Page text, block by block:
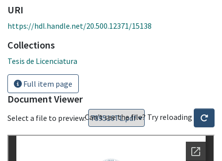
URI
https://hdl.handle.net/20.500.12371/15138
Collections
Tesis de Licenciatura
Full item page
Document Viewer
Select a file to preview:Can't see the file? Try reloading